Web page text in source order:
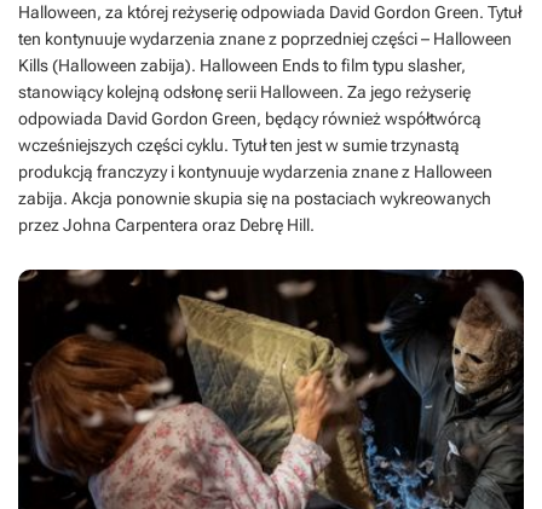
Halloween, za której reżyserię odpowiada David Gordon Green. Tytuł
ten kontynuuje wydarzenia znane z poprzedniej części – Halloween
Kills (Halloween zabija). Halloween Ends to film typu slasher,
stanowiący kolejną odsłonę serii Halloween. Za jego reżyserię
odpowiada David Gordon Green, będący również współtwórcą
wcześniejszych części cyklu. Tytuł ten jest w sumie trzynastą
produkcją franczyzy i kontynuuje wydarzenia znane z Halloween
zabija. Akcja ponownie skupia się na postaciach wykreowanych
przez Johna Carpentera oraz Debrę Hill.